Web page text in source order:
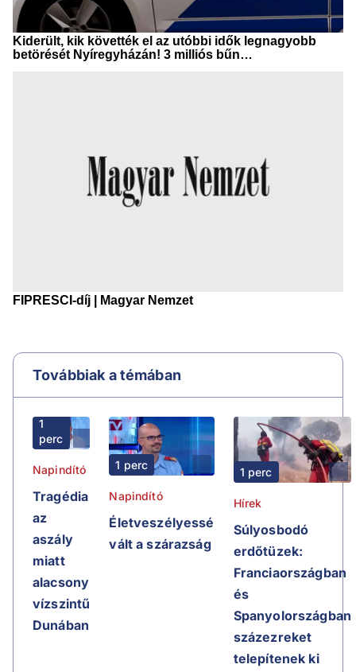
Továbbiak a témában
1
perc
Napindító
Tragédia
az
aszály
miatt
alacsony
vízszintű
Dunában
1 perc
Napindító
Életveszélyessé
vált a szárazság
1 perc
Hírek
Súlyosbodó
erdőtüzek:
Franciaországban
és
Spanyolországban
százezreket
telepítenek ki